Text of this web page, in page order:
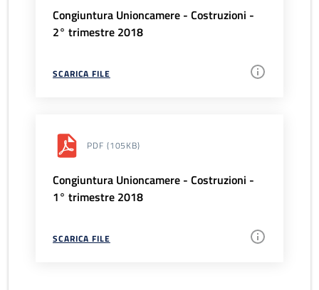
Congiuntura Unioncamere - Costruzioni -
2° trimestre 2018
SCARICA FILE
PDF (105KB)
Congiuntura Unioncamere - Costruzioni -
1° trimestre 2018
SCARICA FILE